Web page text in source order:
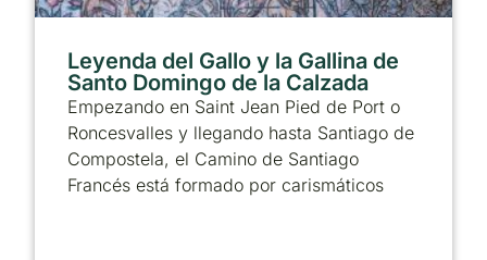
Leyenda del Gallo y la Gallina de
Santo Domingo de la Calzada
Empezando en Saint Jean Pied de Port o
Roncesvalles y llegando hasta Santiago de
Compostela, el Camino de Santiago
Francés está formado por carismáticos